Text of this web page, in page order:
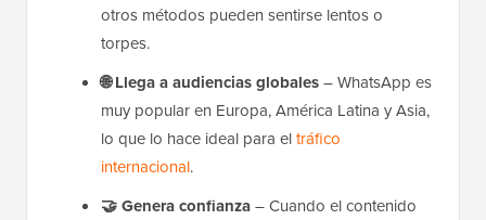
otros métodos pueden sentirse lentos o
torpes.
🌐 Llega a audiencias globales– WhatsApp es
muy popular en Europa, América Latina y Asia,
lo que lo hace ideal para eltráfico
internacional.
🤝Genera confianza– Cuando el contenido